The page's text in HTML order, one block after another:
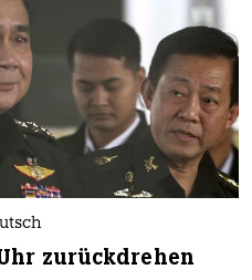
zurückdrehen